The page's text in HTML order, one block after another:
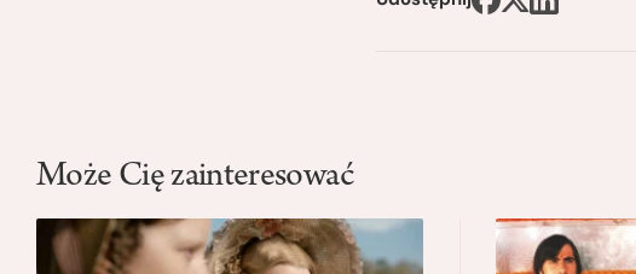
Może Cię zainteresować